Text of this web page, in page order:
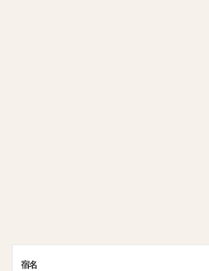
宿名